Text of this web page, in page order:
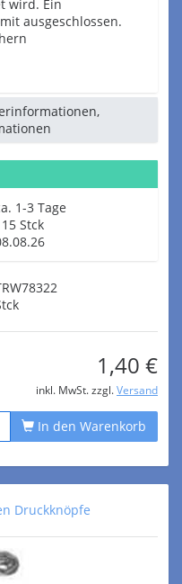
wird. Ein
ausgeschlossen.
1-3 Tage
Stck
1,40 €
inkl. MwSt. zzgl. Versand
In den Warenkorb
Druckknöpfe